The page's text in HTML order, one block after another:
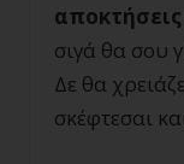
σιγά θα σου
Δε θα
σκέφτεσαι